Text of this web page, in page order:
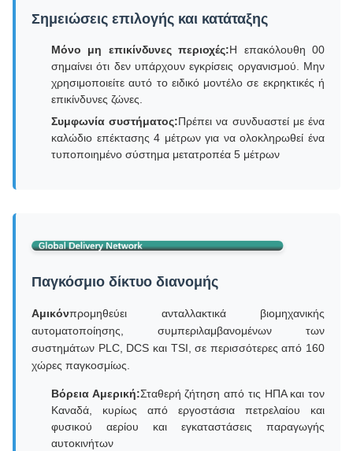
Σημειώσεις επιλογής και κατάταξης
Μόνο μη επικίνδυνες περιοχές:Η επακόλουθη 00
σημαίνει ότι δεν υπάρχουν εγκρίσεις οργανισμού. Μην
χρησιμοποιείτε αυτό το ειδικό μοντέλο σε εκρηκτικές ή
επικίνδυνες ζώνες.
Συμφωνία συστήματος:Πρέπει να συνδυαστεί με ένα
καλώδιο επέκτασης 4 μέτρων για να ολοκληρωθεί ένα
τυποποιημένο σύστημα μετατροπέα 5 μέτρων
Παγκόσμιο δίκτυο διανομής
Αμικόνπρομηθεύει ανταλλακτικά βιομηχανικής
αυτοματοποίησης, συμπεριλαμβανομένων των
συστημάτων PLC, DCS και TSI, σε περισσότερες από 160
χώρες παγκοσμίως.
Βόρεια Αμερική:Σταθερή ζήτηση από τις ΗΠΑ και τον
Καναδά, κυρίως από εργοστάσια πετρελαίου και
φυσικού αερίου και εγκαταστάσεις παραγωγής
αυτοκινήτων